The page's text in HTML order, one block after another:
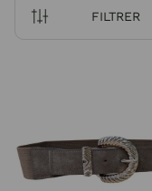
FILTRER